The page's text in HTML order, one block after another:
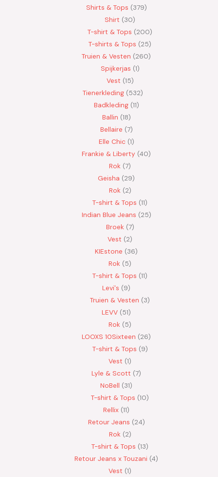
Shirts & Tops 379
Shirt
30
T-shirt & Tops
200
T-shirts & Tops
25
Truien & Vesten
260
Spijkerjas 1
Vest 15
Tienerkleding 532
Badkleding 11
Ballin 18
Bellaire 7
Elle Chic 1
Frankie & Liberty 40
Rok 7
Geisha
29
Rok 2
T-shirt & Tops 11
Indian Blue Jeans 25
Broek 7
Vest
2
KIEstone
36
Rok 5
T-shirt & Tops 11
Levi's
9
Truien & Vesten
3
LEVV 51
Rok 5
LOOXS 10Sixteen
26
T-shirt & Tops 9
Vest 1
Lyle & Scott 7
NoBell
31
T-shirt & Tops 10
Rellix 11
Retour Jeans 24
Rok 2
T-shirt & Tops 13
Retour Jeans x Touzani 4
Vest 1